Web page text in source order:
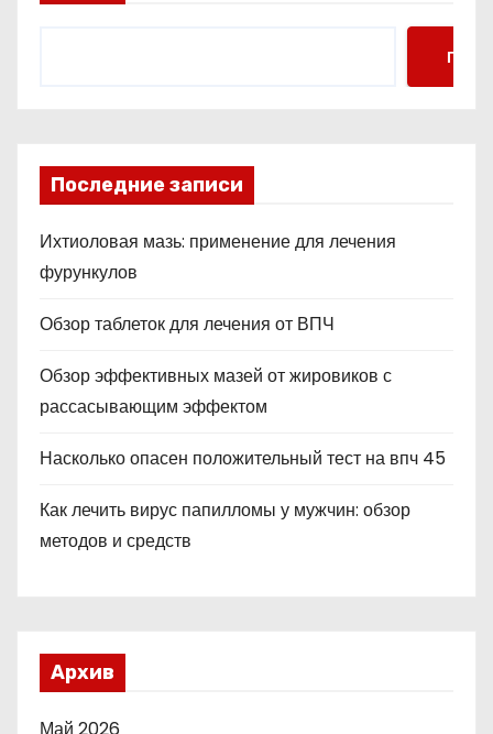
Поиск
Последние записи
Ихтиоловая мазь: применение для лечения
фурункулов
Обзор таблеток для лечения от ВПЧ
Обзор эффективных мазей от жировиков с
рассасывающим эффектом
Насколько опасен положительный тест на впч 45
Как лечить вирус папилломы у мужчин: обзор
методов и средств
Архив